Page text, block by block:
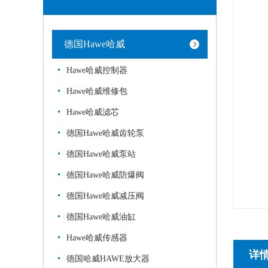
德国Hawe哈威
Hawe哈威控制器
Hawe哈威维修包
Hawe哈威滤芯
德国Hawe哈威齿轮泵
德国Hawe哈威泵站
德国Hawe哈威防爆阀
德国Hawe哈威减压阀
德国Hawe哈威油缸
Hawe哈威传感器
德国哈威HAWE放大器 详